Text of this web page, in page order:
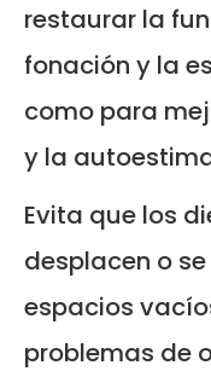
restaurar la
fonación y la
como para
y la
Evita que los
desplacen o
espacios
problemas de